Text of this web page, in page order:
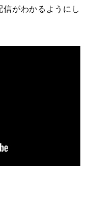
信がわかるようにし